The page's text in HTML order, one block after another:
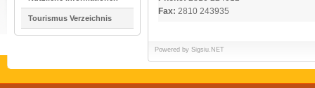
Tourismus Verzeichnis
Fax: 2810 243935
Powered by Sigsiu.NET